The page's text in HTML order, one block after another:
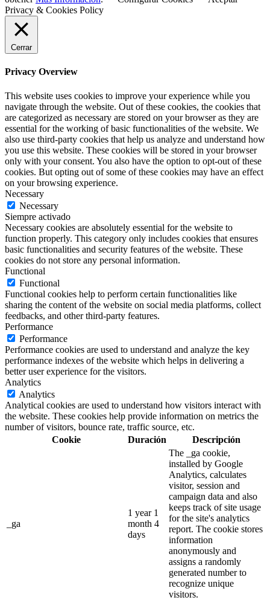
Privacy & Cookies Policy
Cerrar
Privacy Overview
This website uses cookies to improve your experience while you
navigate through the website. Out of these cookies, the cookies that
are categorized as necessary are stored on your browser as they are
essential for the working of basic functionalities of the website. We
also use third-party cookies that help us analyze and understand how
you use this website. These cookies will be stored in your browser
only with your consent. You also have the option to opt-out of these
cookies. But opting out of some of these cookies may have an effect
on your browsing experience.
Necessary
Necessary
Siempre activado
Necessary cookies are absolutely essential for the website to
function properly. This category only includes cookies that ensures
basic functionalities and security features of the website. These
cookies do not store any personal information.
Functional
Functional
Functional cookies help to perform certain functionalities like
sharing the content of the website on social media platforms, collect
feedbacks, and other third-party features.
Performance
Performance
Performance cookies are used to understand and analyze the key
performance indexes of the website which helps in delivering a
better user experience for the visitors.
Analytics
Analytics
Analytical cookies are used to understand how visitors interact with
the website. These cookies help provide information on metrics the
number of visitors, bounce rate, traffic source, etc.
Cookie
Duración Descripción
_ga
1 year 1
month 4
days
The _ga cookie,
installed by Google
Analytics, calculates
visitor, session and
campaign data and also
keeps track of site usage
for the site's analytics
report. The cookie stores
information
anonymously and
assigns a randomly
generated number to
recognize unique
visitors.